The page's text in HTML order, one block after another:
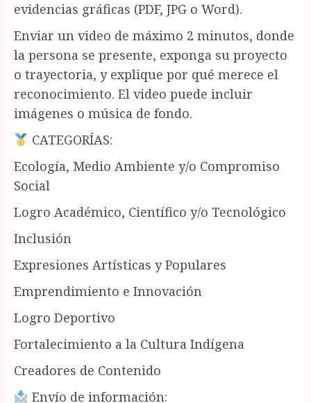
evidencias gráficas (PDF, JPG o Word).
Enviar un video de máximo 2 minutos, donde
la persona se presente, exponga su proyecto
o trayectoria, y explique por qué merece el
reconocimiento. El video puede incluir
imágenes o música de fondo.
CATEGORÍAS:
Ecología, Medio Ambiente y/o Compromiso
Social
Logro Académico, Científico y/o Tecnológico
Inclusión
Expresiones Artísticas y Populares
Emprendimiento e Innovación
Logro Deportivo
Fortalecimiento a la Cultura Indígena
Creadores de Contenido
Envío de información: